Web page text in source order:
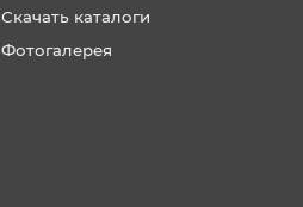
Скачать каталоги
Фотогалерея